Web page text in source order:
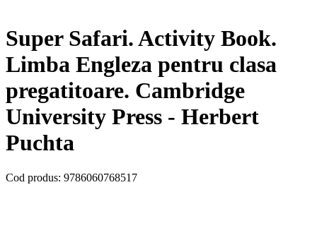
Super Safari. Activity Book.
Limba Engleza pentru clasa
pregatitoare. Cambridge
University Press - Herbert
Puchta
Cod produs: 9786060768517